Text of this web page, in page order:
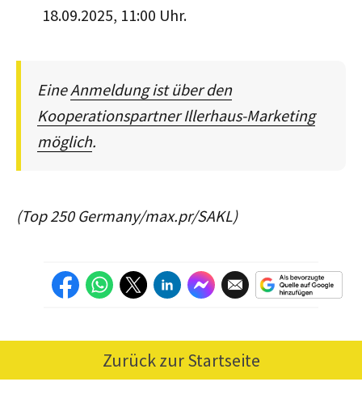
18.09.2025, 11:00 Uhr.
EineAnmeldung ist über den
Kooperationspartner Illerhaus-Marketing
möglich.
(Top 250 Germany/max.pr/SAKL)
Zurück zur Startseite